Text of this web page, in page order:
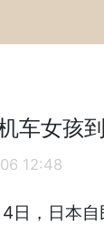
车女孩
12:48
日本自民